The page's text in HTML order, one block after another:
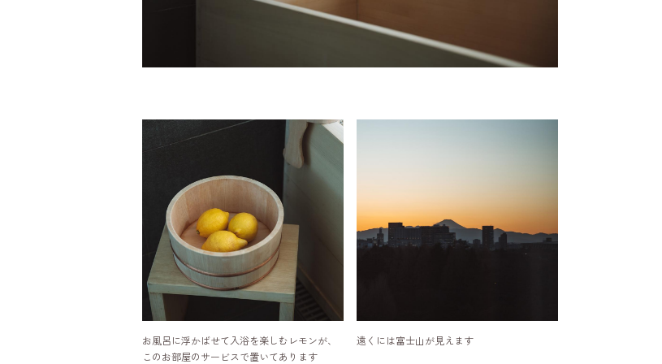
お風呂に浮かばせて入浴を楽しむレモンが、
このお部屋のサービスで置いてあります
遠くには富士山が見えます